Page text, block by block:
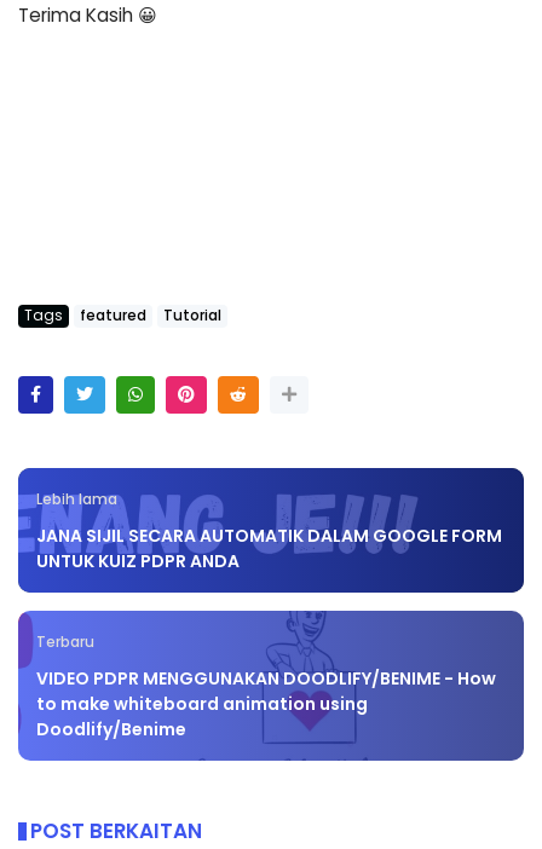
Terima Kasih 😀
Tags featured Tutorial
Lebih lama
JANA SIJIL SECARA AUTOMATIK DALAM GOOGLE FORM
UNTUK KUIZ PDPR ANDA
Terbaru
VIDEO PDPR MENGGUNAKAN DOODLIFY/BENIME - How
to make whiteboard animation using
Doodlify/Benime
POST BERKAITAN